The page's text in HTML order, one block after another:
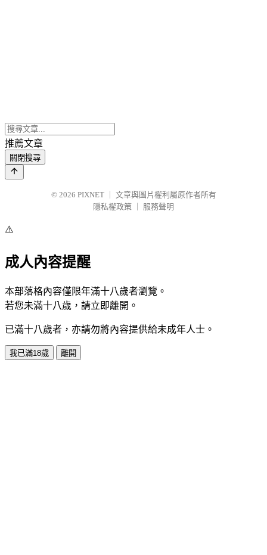
推薦文章
關閉搜尋
© 2026 PIXNET
文章與圖片權利屬原作者所有
隱私權政策
服務聲明
⚠️
成人內容提醒
本部落格內容僅限年滿十八歲者瀏覽。
若您未滿十八歲，請立即離開。
已滿十八歲者，亦請勿將內容提供給未成年人士。
我已滿18歲 離開